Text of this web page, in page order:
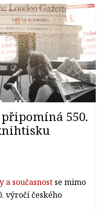
550.
a současnost se mimo
výročí českého